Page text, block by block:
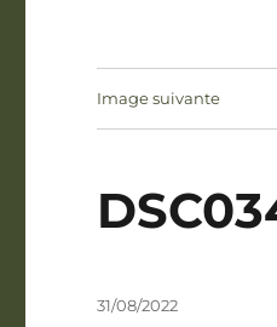
Image suivante
Publié
31/08/2022